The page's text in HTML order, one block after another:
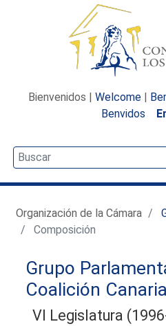
Bienvenidos | Welcome |
Benvidos
Organización de la Cámara
Composición
Grupo
Coalición Canaria
VI Legislatura